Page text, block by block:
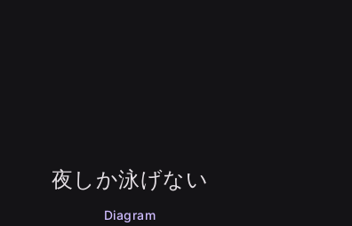
夜しか泳げない
Diagram